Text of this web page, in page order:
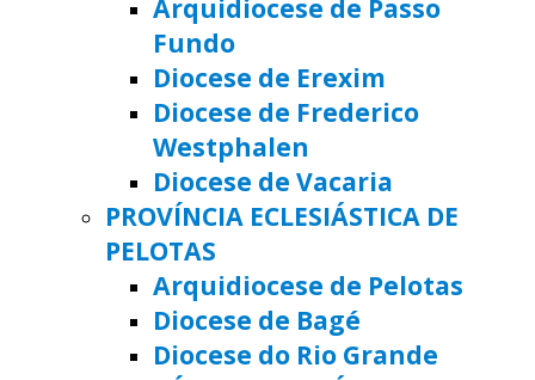
Arquidiocese de Passo
Fundo
Diocese de Erexim
Diocese de Frederico
Westphalen
Diocese de Vacaria
PROVÍNCIA ECLESIÁSTICA DE
PELOTAS
Arquidiocese de Pelotas
Diocese de Bagé
Diocese do Rio Grande